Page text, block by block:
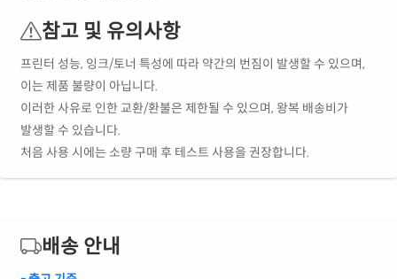
참고 및 유의사항
프린터 성능, 잉크/토너 특성에 따라 약간의 번짐이 발생할 수 있으며,
이는 제품 불량이 아닙니다.
이러한 사유로 인한 교환/환불은 제한될 수 있으며, 왕복 배송비가
발생할 수 있습니다.
처음 사용 시에는 소량 구매 후 테스트 사용을 권장합니다.
배송 안내